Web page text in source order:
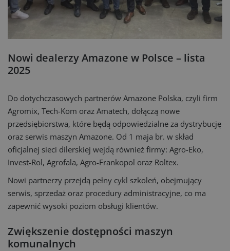
Nowi dealerzy Amazone w Polsce – lista
2025
Do dotychczasowych partnerów Amazone Polska, czyli firm
Agromix, Tech-Kom oraz Amatech, dołączą nowe
przedsiębiorstwa, które będą odpowiedzialne za dystrybucję
oraz serwis maszyn Amazone. Od 1 maja br. w skład
oficjalnej sieci dilerskiej wejdą również firmy: Agro-Eko,
Invest-Rol, Agrofala, Agro-Frankopol oraz Roltex.
Nowi partnerzy przejdą pełny cykl szkoleń, obejmujący
serwis, sprzedaż oraz procedury administracyjne, co ma
zapewnić wysoki poziom obsługi klientów.
Zwiększenie dostępności maszyn
komunalnych